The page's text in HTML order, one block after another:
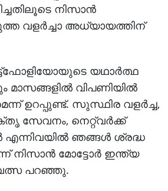
നിസാൻ
വളര്‍ച്ചാ അധ്യായത്തിന്
യഥാര്‍ത്ഥ
മാസങ്ങളിൽ വിപണിയില്‍
ഉറപ്പുണ്ട്. സുസ്ഥിര വളര്‍ച്ച,
സേവനം, നെറ്റ്‌വർക്ക്
എന്നിവയില്‍ ഞങ്ങൾ ശ്രദ്ധ
നിസാന്‍ മോട്ടോര്‍ ഇന്ത്യ
പറഞ്ഞു.